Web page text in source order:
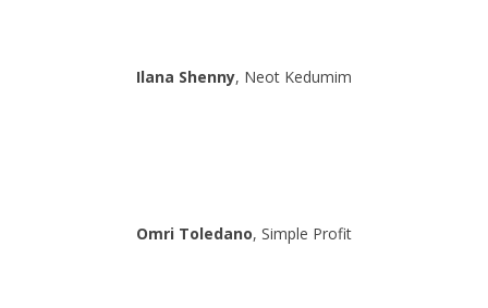
Ilana Shenny, Neot Kedumim
Omri Toledano, Simple Profit